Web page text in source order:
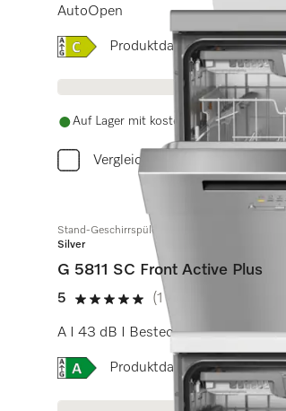
AutoOpen
Onlinelabel Image, Energielabel
Produktdatenblatt
Auf Lager mit kostenlosem Versand
Vergleichen
Stand-Geschirrspüler
Silver
G 5811 SC Front Active Plus
5
5 Sterne von 5
(1 Bewertung)
A I 43 dB I Besteckschublade I
Onlinelabel Image, Energielabel
Produktdatenblatt